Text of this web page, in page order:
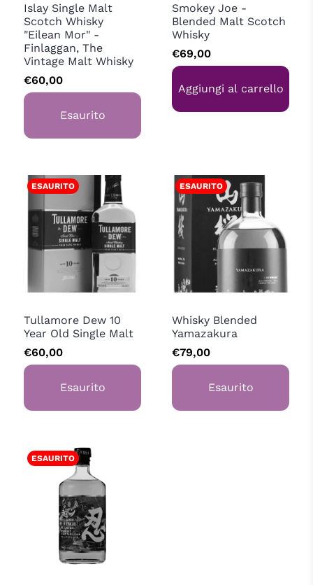
Islay Single Malt
Scotch Whisky
"Eilean Mor" -
Finlaggan, The
Vintage Malt Whisky
€60,00
Esaurito
Smokey Joe -
Blended Malt Scotch
Whisky
€69,00
Aggiungi al carrello
ESAURITO
Tullamore Dew 10
Year Old Single Malt
€60,00
Esaurito
ESAURITO
Whisky Blended
Yamazakura
€79,00
Esaurito
ESAURITO